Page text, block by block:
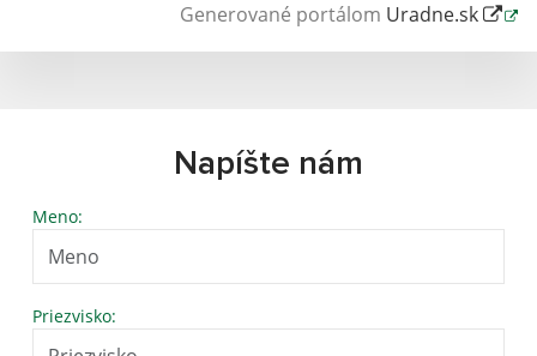
Generované portálom Uradne.sk
Napíšte nám
Meno:
Priezvisko: